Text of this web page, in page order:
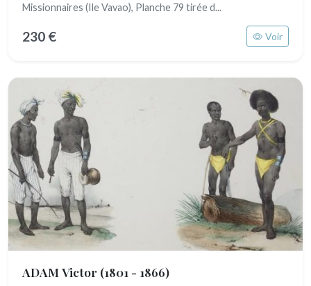
Missionnaires (Ile Vavao), Planche 79 tirée d...
230 € Voir
ADAM Victor (1801 - 1866)